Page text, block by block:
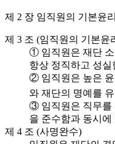
제 2 장 임직원의 기본윤리
제 3 조 (임직원의 기본윤
① 임직원은 재단 소
항상 정직하고 성
② 임직원은 높은 윤
와 재단의 명예를
③ 임직원은 직무를
을 준수함과 동시
제 4 조 (사명완수)